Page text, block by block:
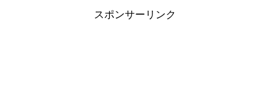
スポンサーリンク